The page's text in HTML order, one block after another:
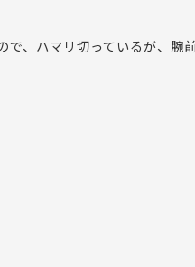
、ハマリ切っているが、腕